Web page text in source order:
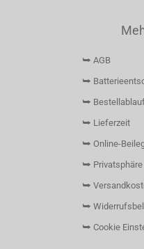
⮩ AGB
⮩
⮩
⮩ Lieferzeit
⮩ Online-
⮩ Privatsphäre
⮩
⮩
⮩ Cookie